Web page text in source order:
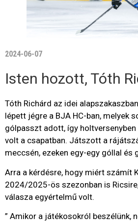
2024-06-07
Isten hozott, Tóth
Tóth Richárd az idei
lépett jégre a BJA HC-ban, melyek
gólpasszt adott, így
volt a csapatban. Játszott a
meccsén, ezeken egy-egy góllal és
Arra a kérdésre, hogy miért számít
2024/2025-ös szezonban is
válasza egyértelmű volt.
” Amikor a játékosokról beszélünk,